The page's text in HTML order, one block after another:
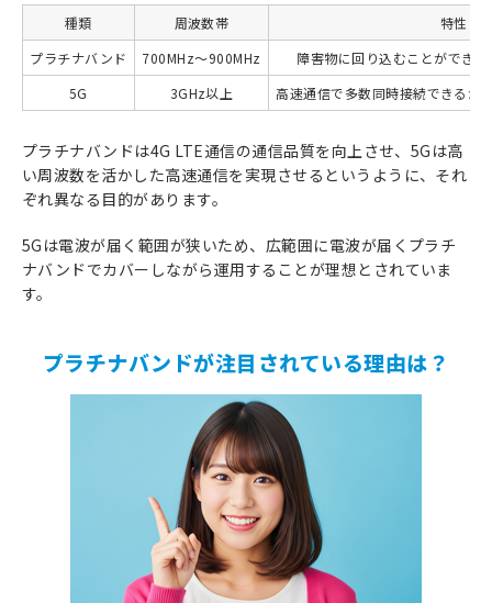
種類 周波数帯
特性
プラチナバンド
700MHz～900MHz
障害物に回り込むことができ
5G
3GHz以上 高速通信で多数同時接続できるが
プラチナバンドは4G LTE通信の通信品質を向上させ、5Gは高
い周波数を活かした高速通信を実現させるというように、それ
ぞれ異なる目的があります。
5Gは電波が届く範囲が狭いため、広範囲に電波が届くプラチ
ナバンドでカバーしながら運用することが理想とされていま
す。
プラチナバンドが注目されている理由は？